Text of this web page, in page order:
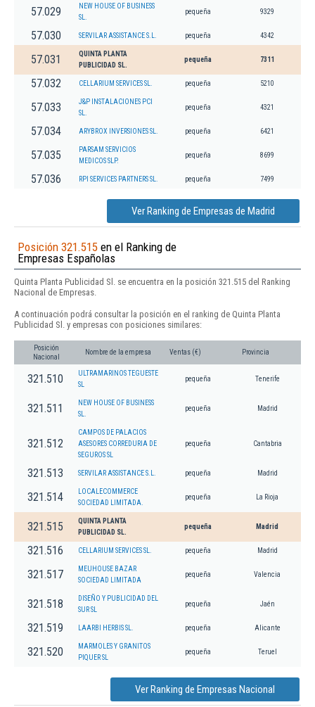
57.029
NEW HOUSE OF BUSINESS
SL.
pequeña 9329
57.030 SERVILAR ASSISTANCE S.L. pequeña 4342
57.031
QUINTA PLANTA
PUBLICIDAD SL.
pequeña 7311
57.032 CELLARIUM SERVICES SL. pequeña 5210
57.033
J&P INSTALACIONES PCI
SL.
pequeña 4321
57.034 ARYBROX INVERSIONES SL. pequeña 6421
57.035
PARSAM SERVICIOS
MEDICOS SLP.
pequeña 8699
57.036 RPI SERVICES PARTNERS SL. pequeña 7499
Ver Ranking de Empresas de Madrid
Posición 321.515 en el Ranking de
Empresas Españolas
Quinta Planta Publicidad Sl. se encuentra en la posición 321.515 del Ranking
Nacional de Empresas.
A continuación podrá consultar la posición en el ranking de Quinta Planta
Publicidad Sl. y empresas con posiciones similares:
Posición
Nacional
Nombre de la empresa Ventas (€) Provincia
321.510
ULTRAMARINOS TEGUESTE
SL
pequeña Tenerife
321.511
NEW HOUSE OF BUSINESS
SL.
pequeña Madrid
321.512
CAMPOS DE PALACIOS
ASESORES CORREDURIA DE
SEGUROS SL
pequeña Cantabria
321.513 SERVILAR ASSISTANCE S.L. pequeña Madrid
321.514
LOCALECOMMERCE
SOCIEDAD LIMITADA.
pequeña La Rioja
321.515
QUINTA PLANTA
PUBLICIDAD SL.
pequeña Madrid
321.516 CELLARIUM SERVICES SL. pequeña Madrid
321.517
MEUHOUSE BAZAR
SOCIEDAD LIMITADA
pequeña Valencia
321.518
DISEÑO Y PUBLICIDAD DEL
SUR SL
pequeña Jaén
321.519 LAARBI HERBIS SL. pequeña Alicante
321.520
MARMOLES Y GRANITOS
PIQUER SL
pequeña Teruel
Ver Ranking de Empresas Nacional